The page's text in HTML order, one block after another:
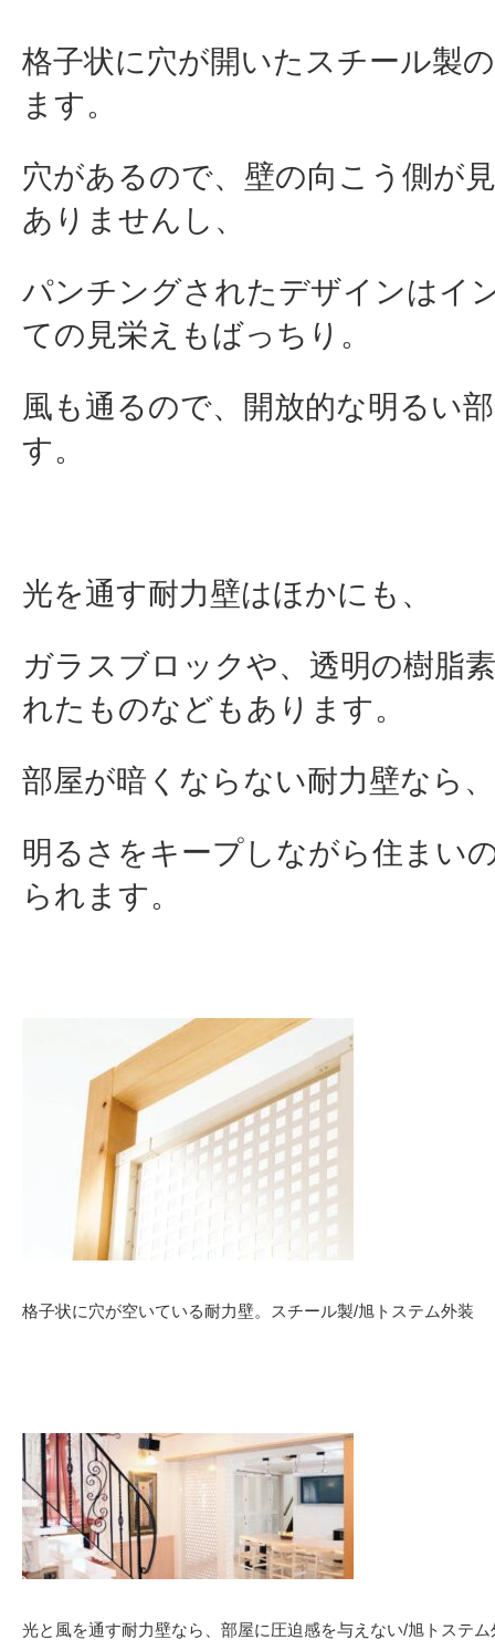
格子状に穴が開いたスチール製
ます。
穴があるので、壁の向こう側が
ありませんし、
パンチングされたデザインはイ
ての見栄えもばっちり。
風も通るので、開放的な明るい
す。
光を通す耐力壁はほかにも、
ガラスブロックや、透明の樹脂
れたものなどもあります。
部屋が暗くならない耐力壁なら、
明るさをキープしながら住まい
られます。
格子状に穴が空いている耐力壁。スチール製/旭トステム外装
光と風を通す耐力壁なら、部屋に圧迫感を与えない/旭トステム